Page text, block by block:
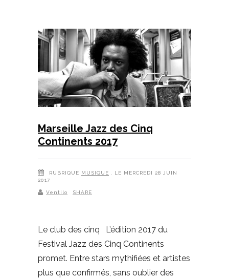
Marseille Jazz des Cinq
Continents 2017
RUBRIQUE MUSIQUE
, LE MERCREDI 28 JUIN
2017
Ventilo SHARE
Le club des cinq L’édition 2017 du
Festival Jazz des Cinq Continents
promet. Entre stars mythifiées et artistes
plus que confirmés, sans oublier des